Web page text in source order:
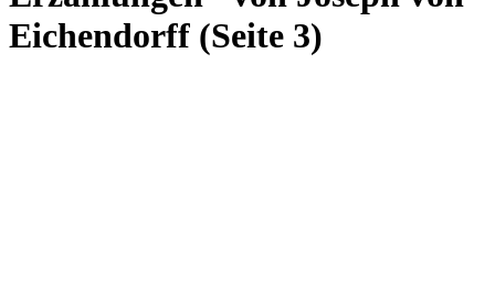
Eichendorff (Seite 3)